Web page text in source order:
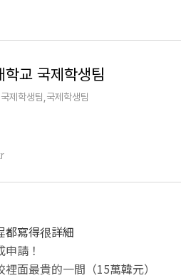
학교 국제학생팀
제학생팀,국제학생팀
都寫得很詳細
請！
面最貴的一間（15萬韓元）